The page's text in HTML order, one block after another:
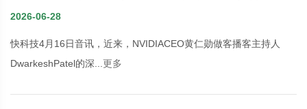
给NVIDIA起了一个新姓名：将电子转为
Token的“转换器”
2026-06-28
快科技4月16日音讯，近来，NVIDIACEO黄仁勋做客播客主持人
DwarkeshPatel的深... 更多